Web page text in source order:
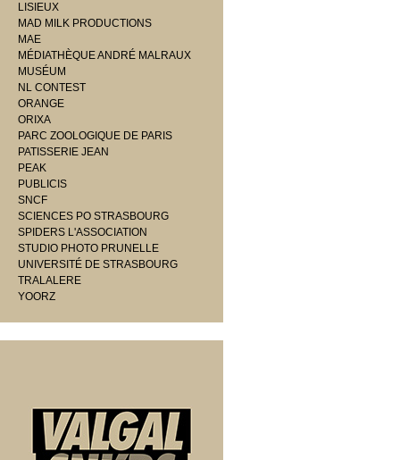
LISIEUX
MAD MILK PRODUCTIONS
MAE
MÉDIATHÈQUE ANDRÉ MALRAUX
MUSÉUM
NL CONTEST
ORANGE
ORIXA
PARC ZOOLOGIQUE DE PARIS
PATISSERIE JEAN
PEAK
PUBLICIS
SNCF
SCIENCES PO STRASBOURG
SPIDERS L'ASSOCIATION
STUDIO PHOTO PRUNELLE
UNIVERSITÉ DE STRASBOURG
TRALALERE
YOORZ